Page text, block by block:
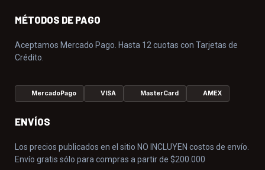
MÉTODOS DE PAGO
Aceptamos Mercado Pago. Hasta 12 cuotas con Tarjetas de
Crédito.
MercadoPago VISA MasterCard AMEX
ENVÍOS
Los precios publicados en el sitio NO INCLUYEN costos de envío.
Envío gratis sólo para compras a partir de $200.000